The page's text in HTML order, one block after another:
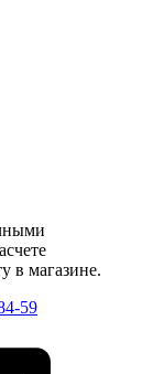
в магазине.
59